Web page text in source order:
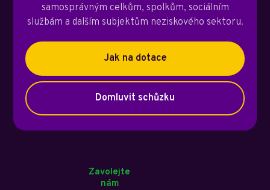
samosprávným celkům, spolkům, sociálním
službám a dalším subjektům neziskového sektoru.
Jak na dotace
Domluvit schůzku
Zavolejte
nám